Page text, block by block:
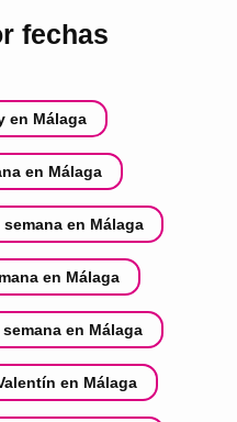
fechas
en Málaga
en Málaga
en Málaga
en Málaga
en Málaga
en Málaga